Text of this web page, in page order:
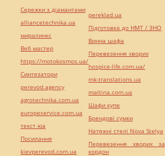
Сережки з діамантами
alliancetechnika.ua
миралинкс
Веб мастер
https://motokosmos.ua/
Синтезатори
perevod.agency
agrotechnika.com.ua
europeservice.com.ua
текст юа
Посилання
kievperevod.com.ua
pereklad.ua
Підготовка до НМТ / ЗНО
Винна шафа
Перевезення хворих
hospice-life.com.ua/
mk-translations.ua
maltina.com.ua
Шафи купе
Брендові сумки
Натяжні стелі Nova Stelya
Перевезення хворих за
кордон